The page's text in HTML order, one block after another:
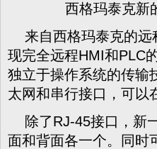
西格玛泰克新
来自西格玛泰克的远
现完全远程HMI和PLC
独立于操作系统的传输
太网和串行接口，可以
除了RJ-45接口，新
面和背面各一个。同时